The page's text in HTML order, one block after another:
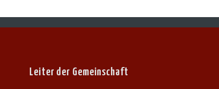
Leiter der Gemeinschaft